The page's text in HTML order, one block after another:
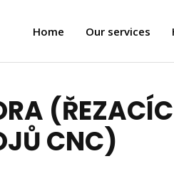
Home Our services
CNC)